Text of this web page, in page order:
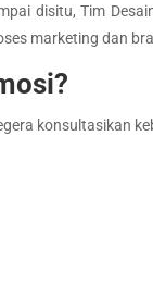
disitu, Tim
marketing dan
konsultasikan